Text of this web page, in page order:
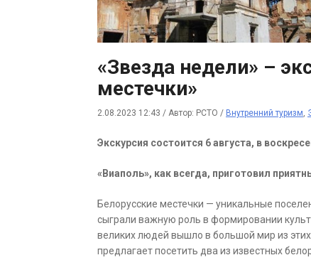
«Звезда недели» –
местечки»
2.08.2023 12:43 / Автор: РСТО / Внутренний туризм,
Экскурсия состоится 6 августа, в
«Виаполь», как всегда, приготовил
Белорусские ме­стеч­ки — уни­каль­ные
сыг­ра­ли важ­ную роль в формировании
ве­ли­ких лю­дей вышло в боль­шой мир из
предлагает посетить два из известных